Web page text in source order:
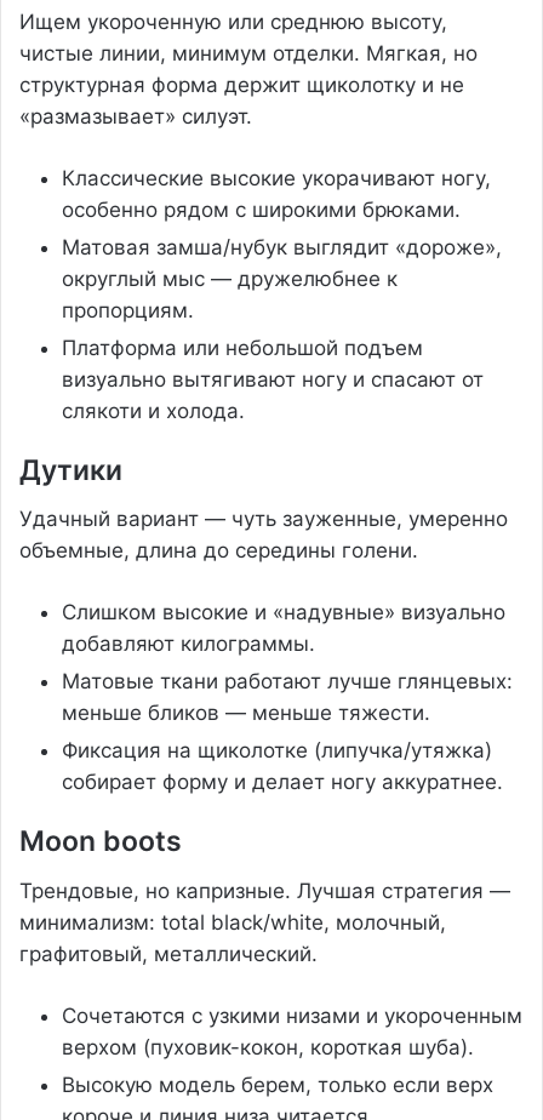
Ищем укороченную или среднюю высоту,
чистые линии, минимум отделки. Мягкая, но
структурная форма держит щиколотку и не
«размазывает» силуэт.
Классические высокие укорачивают ногу,
особенно рядом с широкими брюками.
Матовая замша/нубук выглядит «дороже»,
округлый мыс — дружелюбнее к
пропорциям.
Платформа или небольшой подъем
визуально вытягивают ногу и спасают от
слякоти и холода.
Дутики
Удачный вариант — чуть зауженные, умеренно
объемные, длина до середины голени.
Слишком высокие и «надувные» визуально
добавляют килограммы.
Матовые ткани работают лучше глянцевых:
меньше бликов — меньше тяжести.
Фиксация на щиколотке (липучка/утяжка)
собирает форму и делает ногу аккуратнее.
Moon boots
Трендовые, но капризные. Лучшая стратегия —
минимализм: total black/white, молочный,
графитовый, металлический.
Сочетаются с узкими низами и укороченным
верхом (пуховик-кокон, короткая шуба).
Высокую модель берем, только если верх